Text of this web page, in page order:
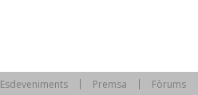
Esdeveniments Premsa Fòrums